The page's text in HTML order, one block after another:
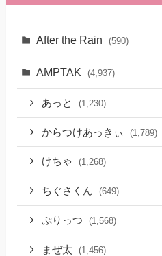
After the Rain (590)
AMPTAK (4,937)
あっと (1,230)
からつけあっきぃ (1,789)
けちゃ (1,268)
ちぐさくん (649)
ぷりっつ (1,568)
まぜ太 (1,456)